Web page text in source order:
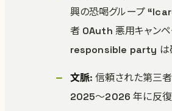
興の恐喝グループ
者 OAuth 悪用キャン
responsible party は
文脈: 信頼された第三
2025〜2026 年に反復